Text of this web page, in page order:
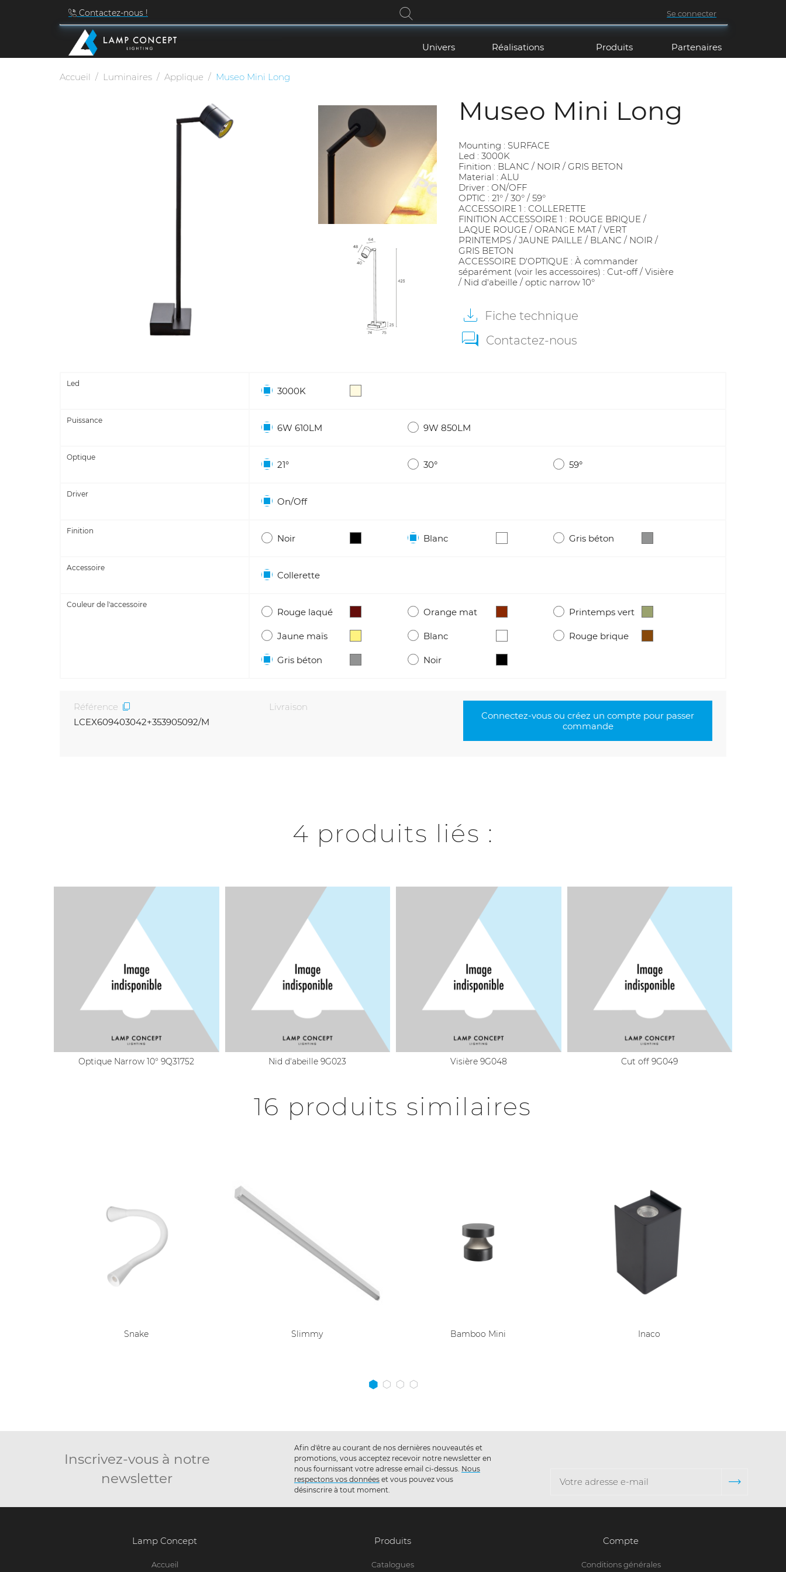
Contactez-nous ! Se connecter
Univers Réalisations Produits Partenaires
Accueil Luminaires Applique Museo Mini Long
Museo Mini Long
Mounting : SURFACE
Led : 3000K
Finition : BLANC / NOIR / GRIS BETON
Material : ALU
Driver : ON/OFF
OPTIC : 21° / 30° / 59°
ACCESSOIRE 1 : COLLERETTE
FINITION ACCESSOIRE 1 : ROUGE BRIQUE /
LAQUE ROUGE / ORANGE MAT / VERT
PRINTEMPS / JAUNE PAILLE / BLANC / NOIR /
GRIS BETON
ACCESSOIRE D'OPTIQUE : À commander
séparément (voir les accessoires) : Cut-off / Visière
/ Nid d'abeille / optic narrow 10°
Fichetechnique
Contactez-nous
Led
3000K
Puissance
6W 610LM 9W 850LM
Optique
21° 30° 59°
Driver
On/Off
Finition
Noir Blanc Gris béton
Accessoire
Collerette
Couleur de l'accessoire
Rouge laqué Orange mat Printemps vert
Jaune maïs Blanc Rouge brique
Gris béton Noir
Référence
LCEX609403042+353905092/M
Livraison
Connectez-vous ou créez un compte pour passer
commande
4 produits liés :
Optique Narrow 10° 9Q31752 Nid d'abeille 9G023 Visière 9G048 Cut off 9G049
16 produits similaires
Inscrivez-vous à notre
newsletter
Afin d'être au courant de nos dernières nouveautés et
promotions, vous acceptez recevoir notre newsletter en
nous fournissant votre adresse email ci-dessus. Nous
respectons vos données et vous pouvez vous
désinscrire à tout moment.
Lamp Concept
Accueil
Produits
Catalogues
Compte
Conditions générales